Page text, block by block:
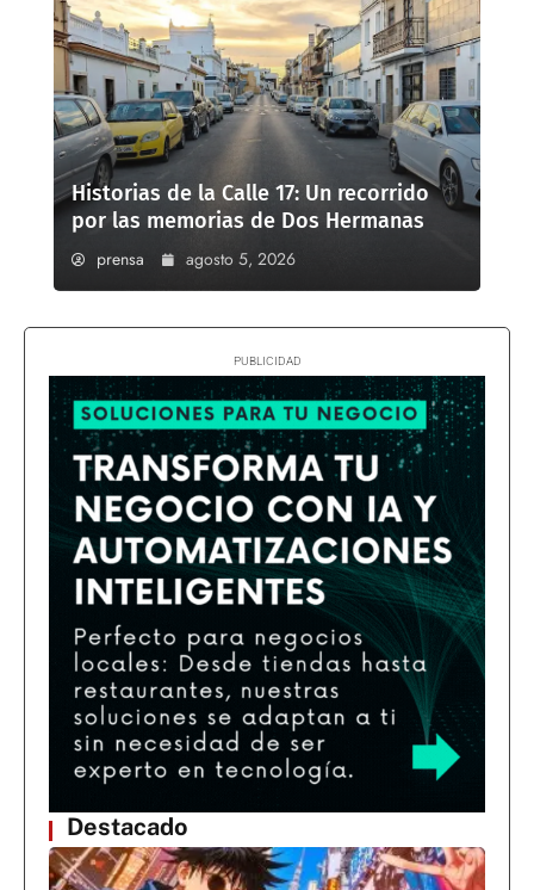
Historias de la Calle 17: Un recorrido
por las memorias de Dos Hermanas
prensa agosto 5, 2026
Destacado